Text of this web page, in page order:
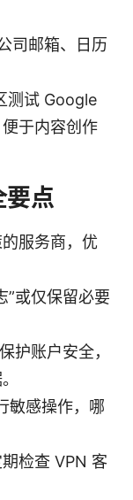
司邮箱、日历
测试 Google
于内容创作
要点
服务商，优
”或仅保留必要
护账户安全，
敏感操作，哪
检查 VPN 客